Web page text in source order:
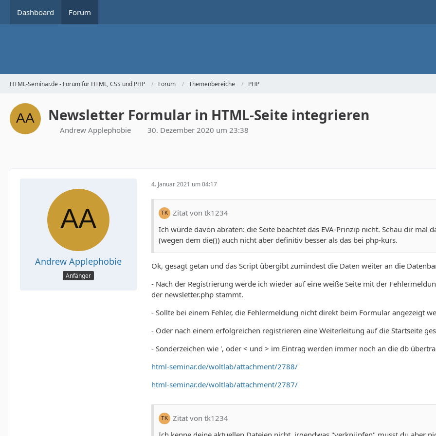
Dashboard Forum
HTML-Seminar.de - Forum für HTML, CSS und PHP Forum Themenbereiche PHP
Newsletter Formular in HTML-Seite integrieren
Andrew Applephobie 30. Dezember 2020 um 23:38
Andrew Applephobie
Anfänger
4. Januar 2021 um 04:17
Zitat von tk1234
Ich würde davon abraten: die Seite beachtet das EVA-Prinzip nicht. Schau dir mal
(wegen dem die()) auch nicht aber definitiv besser als das bei php-kurs.
Ok, gesagt getan und das Script übergibt zumindest die Daten weiter an die
- Nach der Registrierung werde ich wieder auf eine weiße Seite mit der
der newsletter.php stammt.
- Sollte bei einem Fehler, die Fehlermeldung nicht direkt beim Formular angezeigt
- Oder nach einem erfolgreichen registrieren eine Weiterleitung auf die Startseite
- Sonderzeichen wie ', oder < und > im Eintrag werden immer noch an die db
html-seminar.de/woltlab/attachment/2788/
html-seminar.de/woltlab/attachment/2787/
Zitat von tk1234